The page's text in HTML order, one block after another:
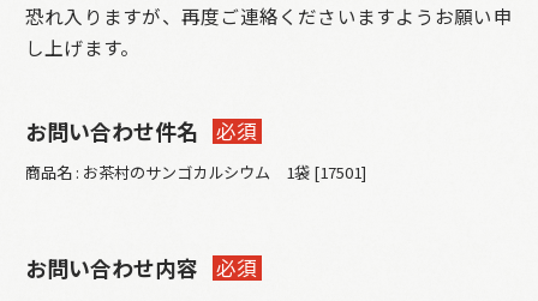
恐れ入りますが、再度ご連絡くださいますようお願い申
し上げます。
お問い合わせ件名 必須
商品名 : お茶村のサンゴカルシウム 1袋 [17501]
お問い合わせ内容 必須